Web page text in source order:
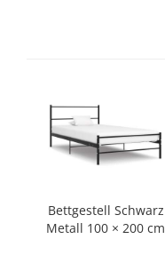
Bettgestell Schwarz
Metall 100 × 200 cm